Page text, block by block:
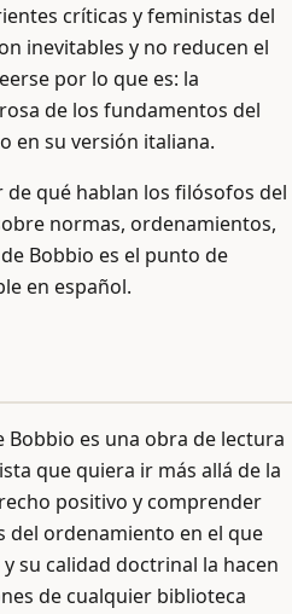
críticas y feministas del
inevitables y no reducen el
por lo que es: la
de los fundamentos del
en su versión italiana.
qué hablan los filósofos del
normas, ordenamientos,
Bobbio es el punto de
en español.
Bobbio es una obra de lectura
que quiera ir más allá de la
positivo y comprender
ordenamiento en el que
su calidad doctrinal la hacen
de cualquier biblioteca